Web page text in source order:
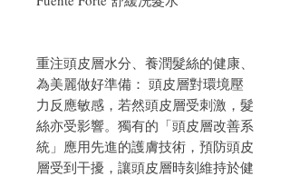
重注頭皮層水分、養潤髮絲的健康、
為美麗做好準備： 頭皮層對環境壓
力反應敏感，若然頭皮層受刺激，髮
絲亦受影響。獨有的「頭皮層改善系
統」應用先進的護膚技術，預防頭皮
層受到干擾，讓頭皮層時刻維持於健